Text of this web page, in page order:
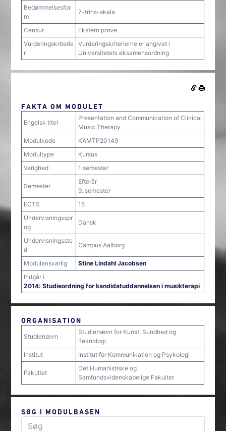
Bedømmelsesfor
m
7-trins-skala
Censur
Ekstern prøve
Vurderingskriterie
r
Vurderingskriterierne er angivet i
Universitetets eksamensordning
FAKTA OM MODULET
Engelsk titel
Presentation and Communication of Clinical
Music Therapy
Modulkode
KAMTP20149
Modultype
Kursus
Varighed
1 semester
Semester
Efterår
9. semester
ECTS
15
Undervisningsspr
og
Dansk
Undervisningsste
d
Campus Aalborg
Modulansvarlig
Stine Lindahl Jacobsen
Indgår i
2014: Studieordning for kandidatuddannelsen i musikterapi
ORGANISATION
Studienævn
Studienævn for Kunst, Sundhed og
Teknologi
Institut
Institut for Kommunikation og Psykologi
Fakultet
Det Humanistiske og
Samfundsvidenskabelige Fakultet
SØG I MODULBASEN